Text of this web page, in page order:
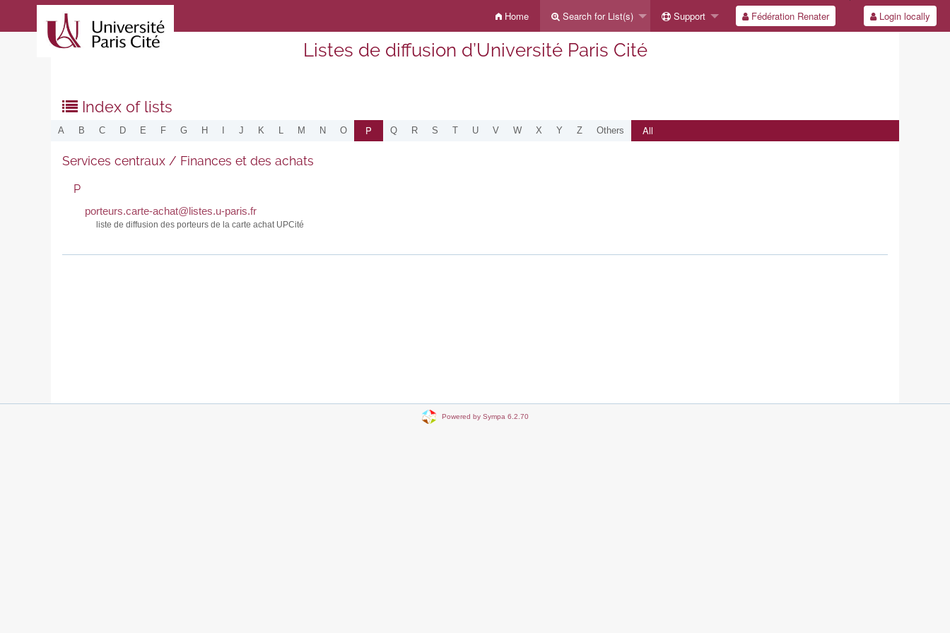
Home Search for List(s) Support Fédération Renater Login locally
Listes de diffusion d’Université Paris Cité
Index of lists
A B C D E F G H J K L M N O P Q R S T U V W X Y Z Others All
Services centraux / Finances et des achats
P
porteurs.carte-achat@listes.u-paris.fr
liste de diffusion des porteurs de la carte achat UPCité
Powered by Sympa 6.2.70